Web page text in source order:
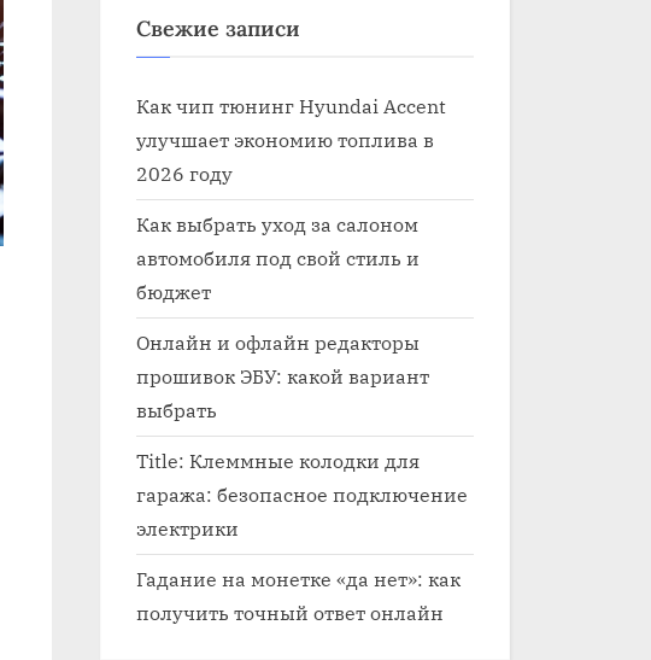
Свежие записи
Как чип тюнинг Hyundai Accent
улучшает экономию топлива в
2026 году
Как выбрать уход за салоном
автомобиля под свой стиль и
бюджет
Онлайн и офлайн редакторы
прошивок ЭБУ: какой вариант
выбрать
Title: Клеммные колодки для
гаража: безопасное подключение
электрики
Гадание на монетке «да нет»: как
получить точный ответ онлайн